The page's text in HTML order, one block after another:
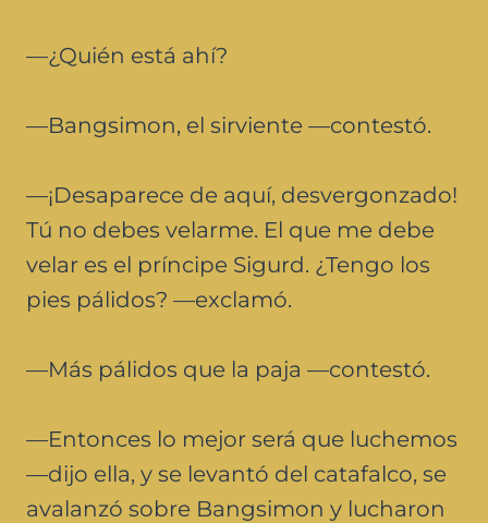
—¿Quién está ahí?
—Bangsimon, el sirviente —contestó.
—¡Desaparece de aquí, desvergonzado!
Tú no debes velarme. El que me debe
velar es el príncipe Sigurd. ¿Tengo los
pies pálidos? —exclamó.
—Más pálidos que la paja —contestó.
—Entonces lo mejor será que luchemos
—dijo ella, y se levantó del catafalco, se
avalanzó sobre Bangsimon y lucharon